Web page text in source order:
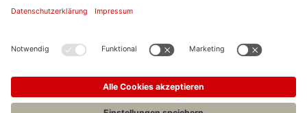
Stellenangebote C.H.BECK